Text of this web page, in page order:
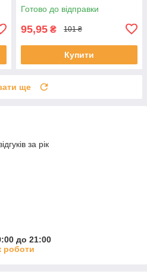
Готово до відправки
95,95 ₴ 101 ₴
Купити
ще
за рік
до 21:00
роботи